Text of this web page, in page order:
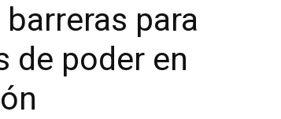
para
de poder en